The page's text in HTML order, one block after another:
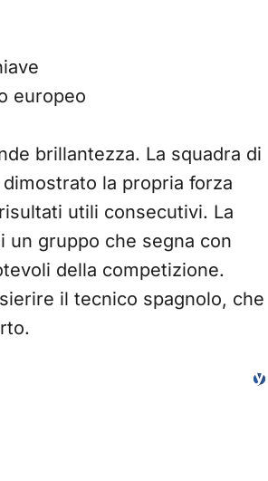
europeo
brillantezza. La squadra di
dimostrato la propria forza
utili consecutivi. La
un gruppo che segna con
della competizione.
il tecnico spagnolo, che